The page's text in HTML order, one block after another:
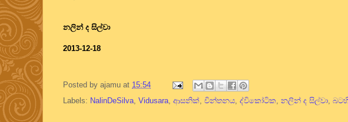
නලින් ද සිල්වා
2013-12-18
Posted by ajamu at 15:54
Labels: NalinDeSilva Vidusara ආසනික් චින්තනය ද්විකෝටික නලින් ද සිල්වා